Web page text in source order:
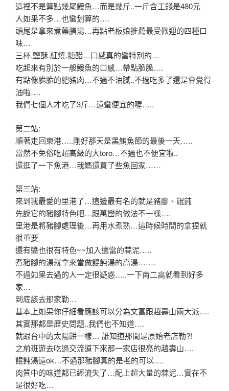
這裡不是算點幾尾鰻魚…而是幾斤..一斤含工錢是480元
人如果不多…也蠻划算的….
頭尾是拿來煮藥膳湯…再點老板娘推薦最受歡迎的四種口
味…
三杯.鹽酥.紅燒.糖醋…口感真的蠻特別的…
吃起來有別於一般鰻魚的口感…帶點脆脆….
有點像脆脆的肥豬肉…不過不油膩..不過吃多了還是會覺得
油啦….
我們七個人才吃了3斤…還蠻便宜的喔…..
第二站:
順著走回東港…..剛好那天是黑鮪魚節的最後一天…..
當然不免俗吃超高級的大toro…不過也不便宜啦..
還逛了一下魚港…我媽還買了些魚回家……
第三站:
來到我最愛的里港了…這邊最有名的就是豬腳、餛飩
先說它的豬腳特色吧…跟萬巒的做法不一樣….
里港是將豬腳處理後…再用水煮熟…這時候時間的拿捏就
很重要
還有醬也很有特色~~加入適當的蒜泥…..
煮豬腳的湯就拿來當做餛飩湯的高湯…….
不過如果去過的人一定很疑惑…..一下南二高就看到好多
家…
到底該去那家勒…
基本上如果你仔細看應該可以分為文富跟趙壽山兩大派….
其實那都是歷史問題..我們也不知道….
就跟台中的太陽餅一樣… 誰知道那間是原始老店勒?!
之前班遊去吃過交流道下來那一家店很亮的趙壽山….
餛飩湯還ok…不過那豬腳真的是老的可以….
肉質中的味道都已經流失了…配上超大量的蒜泥…實在不
是很好吃…